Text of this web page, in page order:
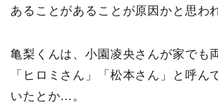
あることがあることが原因かと思わ
亀梨くんは、小園凌央さんが家でも
「ヒロミさん」「松本さん」と呼ん
いたとか…。